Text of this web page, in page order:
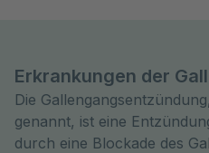
Erkrankungen der
Die
genannt, ist eine
durch eine Blockade des